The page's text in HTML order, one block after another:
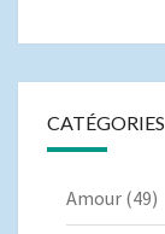
CATÉGORIES
Amour (49)